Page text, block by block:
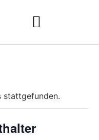
stattgefunden.